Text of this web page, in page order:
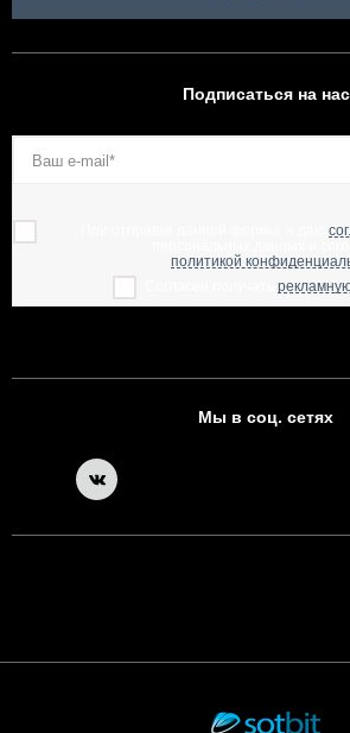
Подписаться на нас
политикой
Мы в соц. сетях